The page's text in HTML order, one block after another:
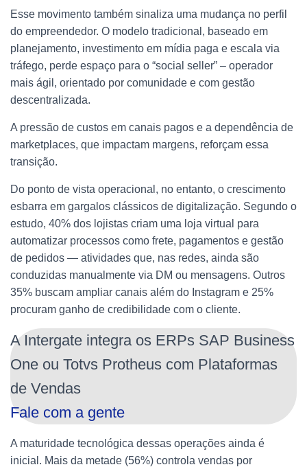
Esse movimento também sinaliza uma mudança no perfil
do empreendedor. O modelo tradicional, baseado em
planejamento, investimento em mídia paga e escala via
tráfego, perde espaço para o “social seller” – operador
mais ágil, orientado por comunidade e com gestão
descentralizada.
A pressão de custos em canais pagos e a dependência de
marketplaces, que impactam margens, reforçam essa
transição.
Do ponto de vista operacional, no entanto, o crescimento
esbarra em gargalos clássicos de digitalização. Segundo o
estudo, 40% dos lojistas criam uma loja virtual para
automatizar processos como frete, pagamentos e gestão
de pedidos — atividades que, nas redes, ainda são
conduzidas manualmente via DM ou mensagens. Outros
35% buscam ampliar canais além do Instagram e 25%
procuram ganho de credibilidade com o cliente.
A Intergate integra os ERPs SAP Business
One ou Totvs Protheus com Plataformas
de Vendas
Fale com a gente
A maturidade tecnológica dessas operações ainda é
inicial. Mais da metade (56%) controla vendas por